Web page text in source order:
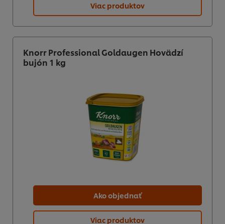
Viac produktov
Knorr Professional Goldaugen Hovädzí
bujón 1 kg
Ako objednať
Viac produktov